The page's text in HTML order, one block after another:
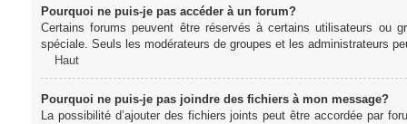
Pourquoi ne puis-je pas accéder à un forum?
Certains forums peuvent être réservés à certains utilisateurs ou
spéciale. Seuls les modérateurs de groupes et les administrateurs
Haut
Pourquoi ne puis-je pas joindre des fichiers à mon message?
La possibilité d’ajouter des fichiers joints peut être accordée par